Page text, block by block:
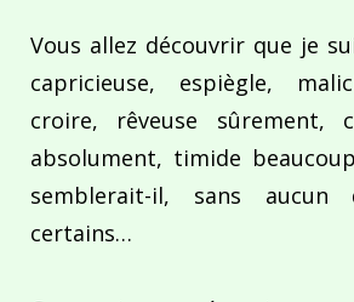
Vous allez découvrir que je
capricieuse, espiègle,
croire, rêveuse sûrement,
absolument, timide
semblerait-il, sans aucun
certains…